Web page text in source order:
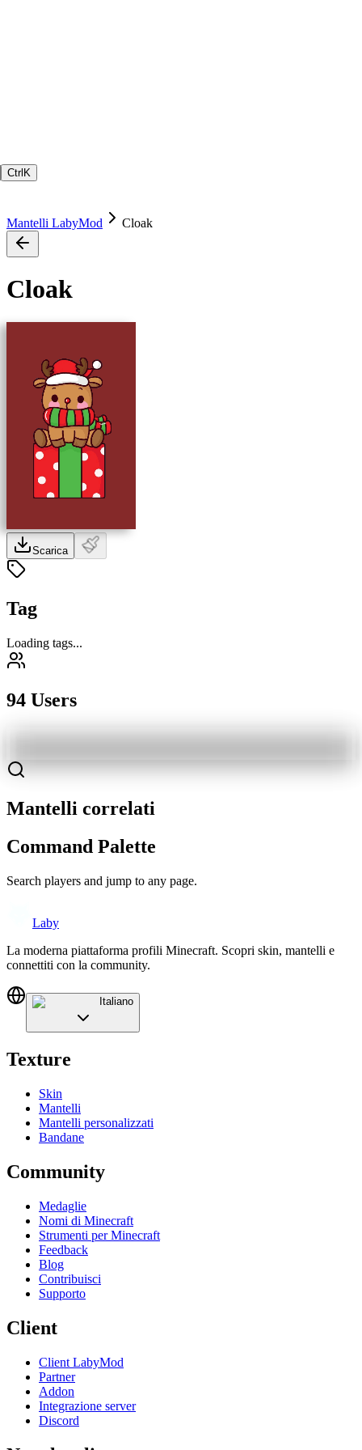
Ctrl K
Mantelli LabyMod Cloak
Cloak
Scarica
Tag
Loading tags...
94 Users
Mantelli correlati
Command Palette
Search players and jump to any page.
Laby
La moderna piattaforma profili Minecraft. Scopri skin, mantelli e
connettiti con la community.
Italiano
Texture
Skin
Mantelli
Mantelli personalizzati
Bandane
Community
Medaglie
Nomi di Minecraft
Strumenti per Minecraft
Feedback
Blog
Contribuisci
Supporto
Client
Client LabyMod
Partner
Addon
Integrazione server
Discord